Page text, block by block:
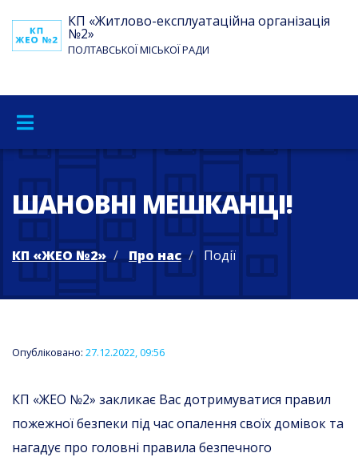
КП «Житлово-експлуатаційна організація
№2»
ПОЛТАВСЬКОЇ МІСЬКОЇ РАДИ
ШАНОВНІ МЕШКАНЦІ!
КП «ЖЕО №2» Про нас Події
Опубліковано: 27.12.2022, 09:56
КП «ЖЕО №2» закликає Вас дотримуватися правил
пожежної безпеки під час опалення своїх домівок та
нагадує про головні правила безпечного